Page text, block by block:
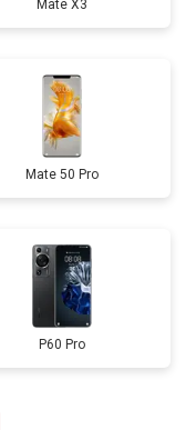
Mate X3
Mate 50 Pro
P60 Pro